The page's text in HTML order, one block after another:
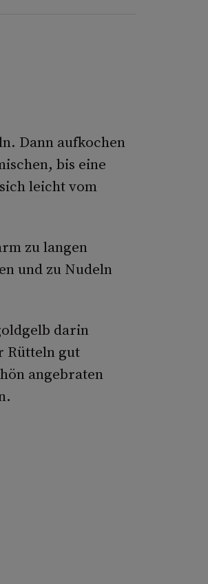
Dann aufkochen
bis eine
leicht vom
zu langen
und zu Nudeln
darin
Rütteln gut
angebraten